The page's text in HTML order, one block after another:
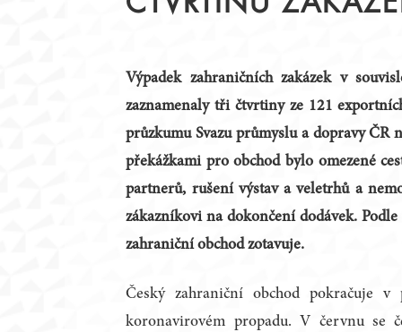
Výpadek zahraničních zakázek v
zaznamenaly tři čtvrtiny ze 121
průzkumu Svazu průmyslu a dopravy ČR
překážkami pro obchod bylo omezené
partnerů, rušení výstav a veletrhů a
zákazníkovi na dokončení dodávek.
zahraniční obchod zotavuje.
Český zahraniční obchod pokračuje v
koronavirovém propadu. V červnu se